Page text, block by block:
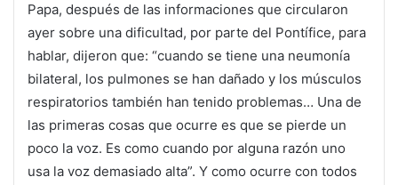
Papa, después de las informaciones que circularon
ayer sobre una dificultad, por parte del Pontífice, para
hablar, dijeron que: “cuando se tiene una neumonía
bilateral, los pulmones se han dañado y los músculos
respiratorios también han tenido problemas… Una de
las primeras cosas que ocurre es que se pierde un
poco la voz. Es como cuando por alguna razón uno
usa la voz demasiado alta”. Y como ocurre con todos